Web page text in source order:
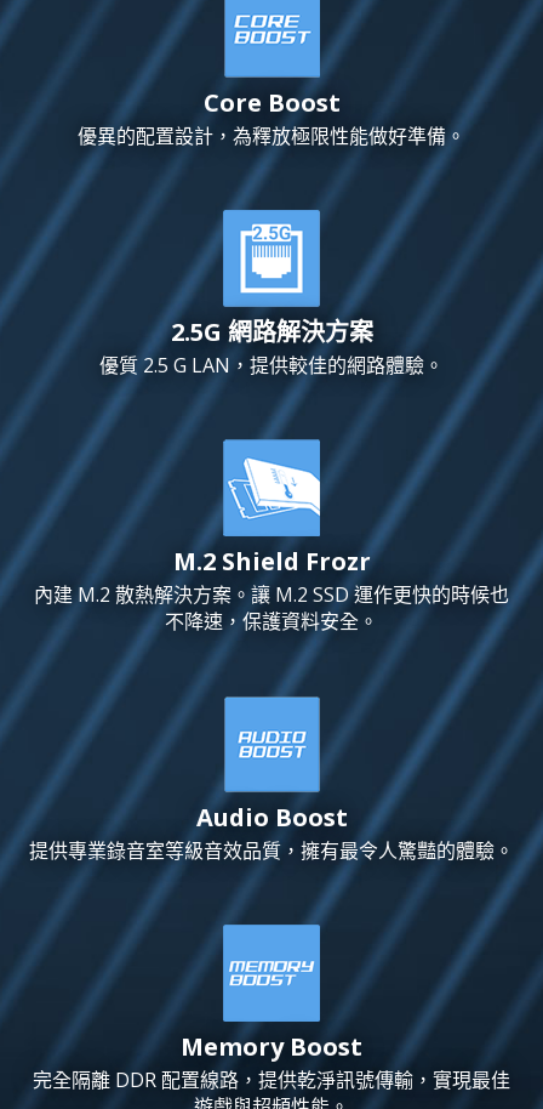
Core Boost
優異的配置設計，為釋放極限性能做好準備。
2.5G 網路解決方案
優質 2.5 G LAN，提供較佳的網路體驗。
M.2 Shield Frozr
內建 M.2 散熱解決方案。讓 M.2 SSD 運作更快的時候也
不降速，保護資料安全。
Audio Boost
提供專業錄音室等級音效品質，擁有最令人驚豔的體驗。
Memory Boost
完全隔離 DDR 配置線路，提供乾淨訊號傳輸，實現最佳